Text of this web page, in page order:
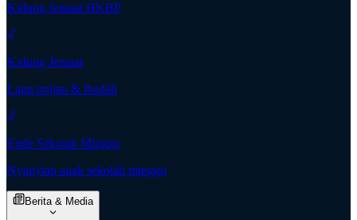
Kidung Jemaat HKBP
Kidung Jemaat
Lagu pujian & ibadah
Ende Sekolah Minggu
Nyanyian anak sekolah minggu
Berita & Media